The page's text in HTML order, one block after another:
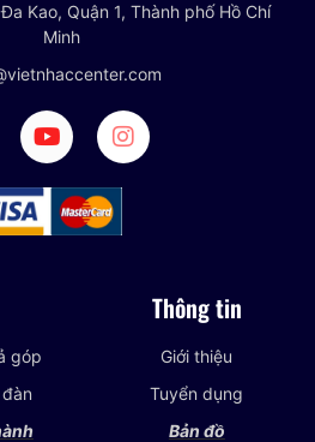
Kao, Quận 1, Thành phố Hồ Chí
Minh
góp
Thông tin
Giới thiệu
Tuyển dụng
Bản đồ